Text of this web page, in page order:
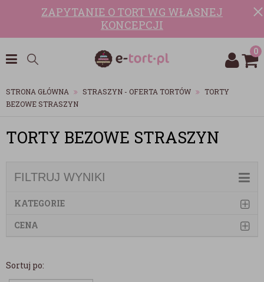
ZAPYTANIE O TORT WG WŁASNEJ
KONCEPCJI
0
STRONA GŁÓWNA STRASZYN - OFERTA TORTÓW
TORTY
BEZOWE STRASZYN
TORTY BEZOWE STRASZYN
FILTRUJ WYNIKI
KATEGORIE
CENA
Sortuj po: